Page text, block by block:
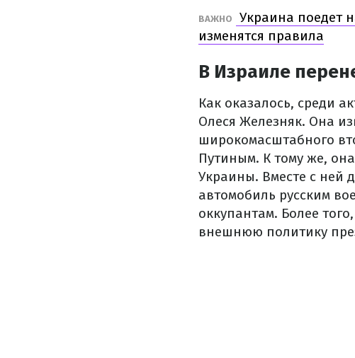
ВАЖНО
Украина поедет
изменятся правила
В Израиле
Как оказалось, среди
Олеся Железняк. Она
широкомасштабного
Путиным. К тому же,
Украины. Вместе с ней
автомобиль русским
оккупантам. Более
внешнюю политику